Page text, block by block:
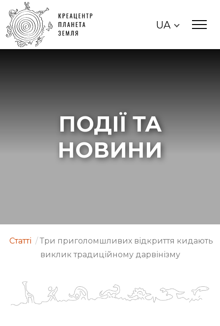
UA
ПОДІЇ ТА
НОВИНИ
Статті / Три приголомшливих відкриття кидають
виклик традиційному дарвінізму